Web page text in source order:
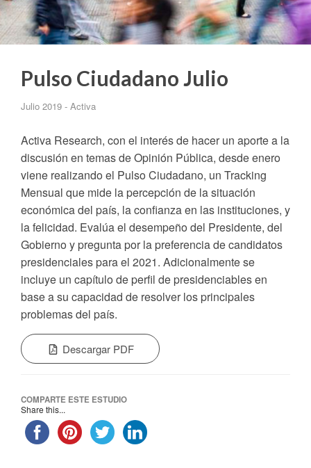
Pulso Ciudadano Julio
Julio 2019 - Activa
Activa Research, con el interés de hacer un aporte a la
discusión en temas de Opinión Pública, desde enero
viene realizando el Pulso Ciudadano, un Tracking
Mensual que mide la percepción de la situación
económica del país, la confianza en las instituciones, y
la felicidad. Evalúa el desempeño del Presidente, del
Gobierno y pregunta por la preferencia de candidatos
presidenciales para el 2021. Adicionalmente se
incluye un capítulo de perfil de presidenciables en
base a su capacidad de resolver los principales
problemas del país.
Descargar PDF
COMPARTE ESTE ESTUDIO
Share this...